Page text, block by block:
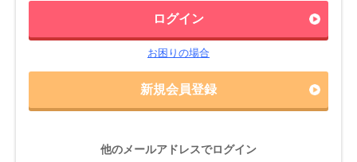
ログイン
お困りの場合
新規会員登録
他のメールアドレスでログイン